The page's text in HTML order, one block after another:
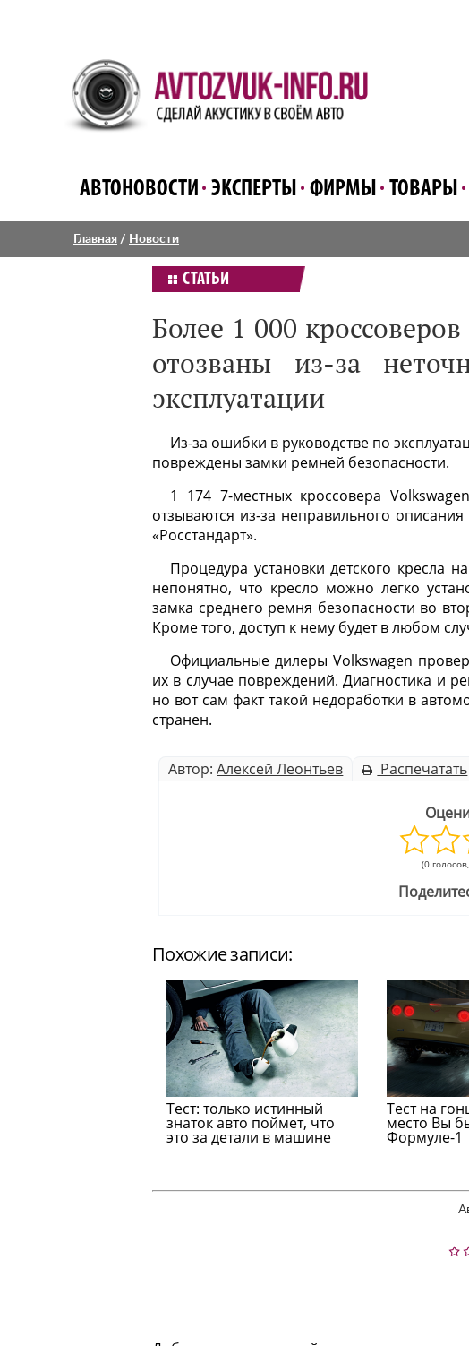
АВТОНОВОСТИ ЭКСПЕРТЫ ФИРМЫ ТОВАРЫ
Главная / Новости
СТАТЬИ
Более 1 000
отозваны из-за
эксплуатации
Из-за ошибки в руководстве по
повреждены замки ремней безопасности.
1 174 7-местных кроссовера
отзываются из-за неправильного
«Росстандарт».
Процедура установки детского кресла
непонятно, что кресло можно легко
замка среднего ремня безопасности во
Кроме того, доступ к нему будет в любом
Официальные дилеры Volkswagen
их в случае повреждений. Диагностика и
но вот сам факт такой недоработки в
странен.
Автор:Алексей Леонтьев Распечатать
(0
Похожие записи:
Тест: только истинный
знаток авто поймет, что
это за детали в машине
Тест на
место Вы
Формуле-1